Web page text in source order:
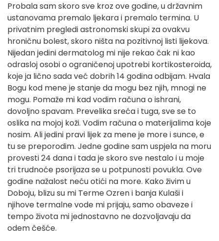
Probala sam skoro sve kroz ove godine, u državnim
ustanovama premalo ljekara i premalo termina. U
privatnim pregledi astronomski skupi za ovakvu
hroničnu bolest, skoro ništa na pozitivnoj listi lijekova.
Nijedan jedini dermatolog mi nije rekao čak ni kao
odrasloj osobi o ograničenoj upotrebi kortikosteroida,
koje ja lično sada već dobrih 14 godina odbijam. Hvala
Bogu kod mene je stanje da mogu bez njih, mnogi ne
mogu. Pomaže mi kad vodim računa o ishrani,
dovoljno spavam. Prevelika sreća i tuga, sve se to
oslika na mojoj koži. Vodim računa o materijalima koje
nosim. Ali jedini pravi lijek za mene je more i sunce, e
tu se preporodim. Jedne godine sam uspjela na moru
provesti 24 dana i tada je skoro sve nestalo i u moje
tri trudnoće psorijaza se u potpunosti povukla. Ove
godine nažalost neću otići na more. Kako živim u
Doboju, blizu su mi Terme Ozren i banja Kulaši i
njihove termalne vode mi prijaju, samo obaveze i
tempo života mi jednostavno ne dozvoljavaju da
odem češće.